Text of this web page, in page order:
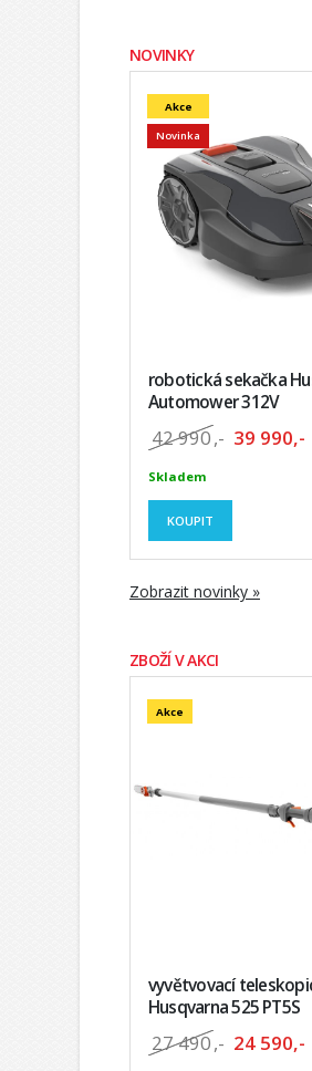
NOVINKY
Akce
Novinka
robotická sekačka
Automower 312V
42 990,- 39 990,-
Skladem
KOUPIT
Zobrazit novinky »
ZBOŽÍ V AKCI
Akce
vyvětvovací
Husqvarna 525 PT5S
27 490,- 24 590,-